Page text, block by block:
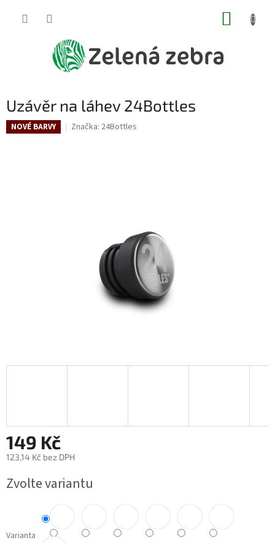
Uzávěr na láhev 24Bottles
NOVÉ BARVY Značka: 24Bottles
149 Kč
123,14 Kč bez DPH
cena:
Zvolte variantu
Varianta